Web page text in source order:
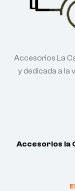
Accesorios la
Accesorios La
y dedicada a la